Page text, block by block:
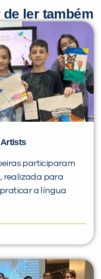
ler também
participaram
realizada para
a língua